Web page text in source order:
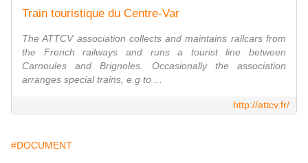
Train touristique du Centre-Var
The ATTCV association collects and maintains railcars from
the French railways and runs a tourist line between
Carnoules and Brignoles. Occasionally the association
arranges special trains, e.g to ...
http://attcv.fr/
#DOCUMENT